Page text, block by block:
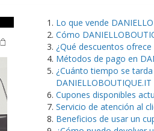
Lo que vende
Cómo
¿Qué descuentos ofrece
Métodos de pago en
¿Cuánto tiempo se
Cupones disponibles
Servicio de atención al
Beneficios de usar un